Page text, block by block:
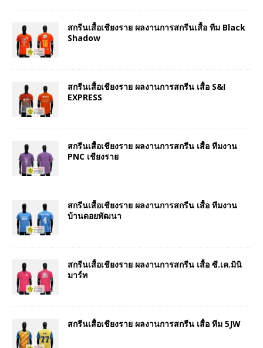
สกรีนเสื้อเชียงราย ผลงานการสกรีนเสื้อ ทีม Black
Shadow
สกรีนเสื้อเชียงราย ผลงานการสกรีน เสื้อ S&I
EXPRESS
สกรีนเสื้อเชียงราย ผลงานการสกรีน เสื้อ ทีมงาน
PNC เชียงราย
สกรีนเสื้อเชียงราย ผลงานการสกรีน เสื้อ ทีมงาน
บ้านดอยพัฒนา
สกรีนเสื้อเชียงราย ผลงานการสกรีน เสื้อ ซี.เค.มินิ
มาร์ท
สกรีนเสื้อเชียงราย ผลงานการสกรีน เสื้อ ทีม 5JW